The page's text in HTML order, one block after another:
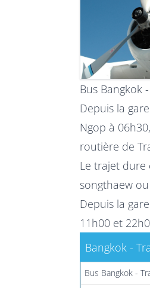
Bus Bangkok
Depuis la
Ngop à
routière de
Le trajet dure
songthaew
Depuis la
11h00 et
Bangkok -
Bus Bangkok -